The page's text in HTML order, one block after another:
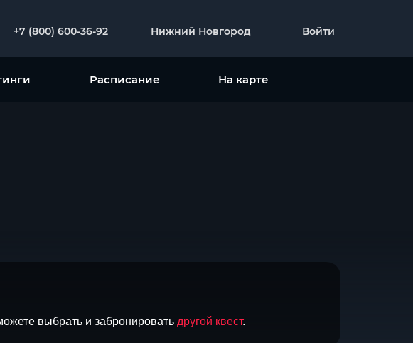
+7 (800) 600-36-92 Нижний Новгород Войти
Расписание На карте
выбрать и забронировать другой квест.